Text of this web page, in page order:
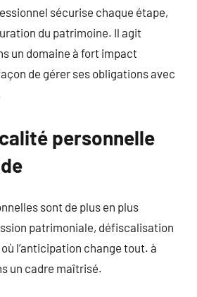
sécurise chaque étape,
du patrimoine. Il agit
un domaine à fort impact
de gérer ses obligations avec
personnelle
sont de plus en plus
patrimoniale, défiscalisation
l’anticipation change tout. à
un cadre maîtrisé.